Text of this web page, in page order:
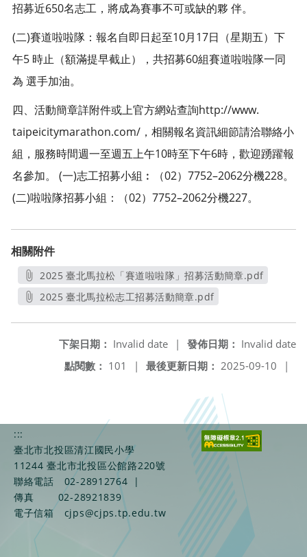
招募近650名志工，將成為賽事不可或缺的夥 伴。
(二)賽道啦啦隊：報名自即日起至10月17日（星期五）下
午5 時止（額滿提早截止），共招募60組賽道啦啦隊一同
為 選手加油。
四、活動簡章詳附件或上官方網站查詢http://www.
taipeicitymarathon.com/，相關報名資訊細節請洽聯絡小
組，服務時間週一至週五上午10時至下午6時，歡迎踴躍報
名參加。 (一)志工招募小組︰（02）7752–2062分機228。
(二)啦啦隊招募小組：（02）7752–2062分機227。
相關附件
2025 臺北馬拉松「賽道啦啦隊」招募活動簡章.pdf
另開新視窗
2025 臺北馬拉松志工招募活動簡章.pdf
發佈日期： Invalid date
下架日期： Invalid date
|
最後更新日期： 2025-09-10 |
點閱數： 101 |
:::
臺北市北投區清江國民小學
11244 臺北市北投區公館路220號
聯絡電話
02-28912764
|
傳真
02-28921839
電子信箱
cjps@cjps.tp.edu.tw